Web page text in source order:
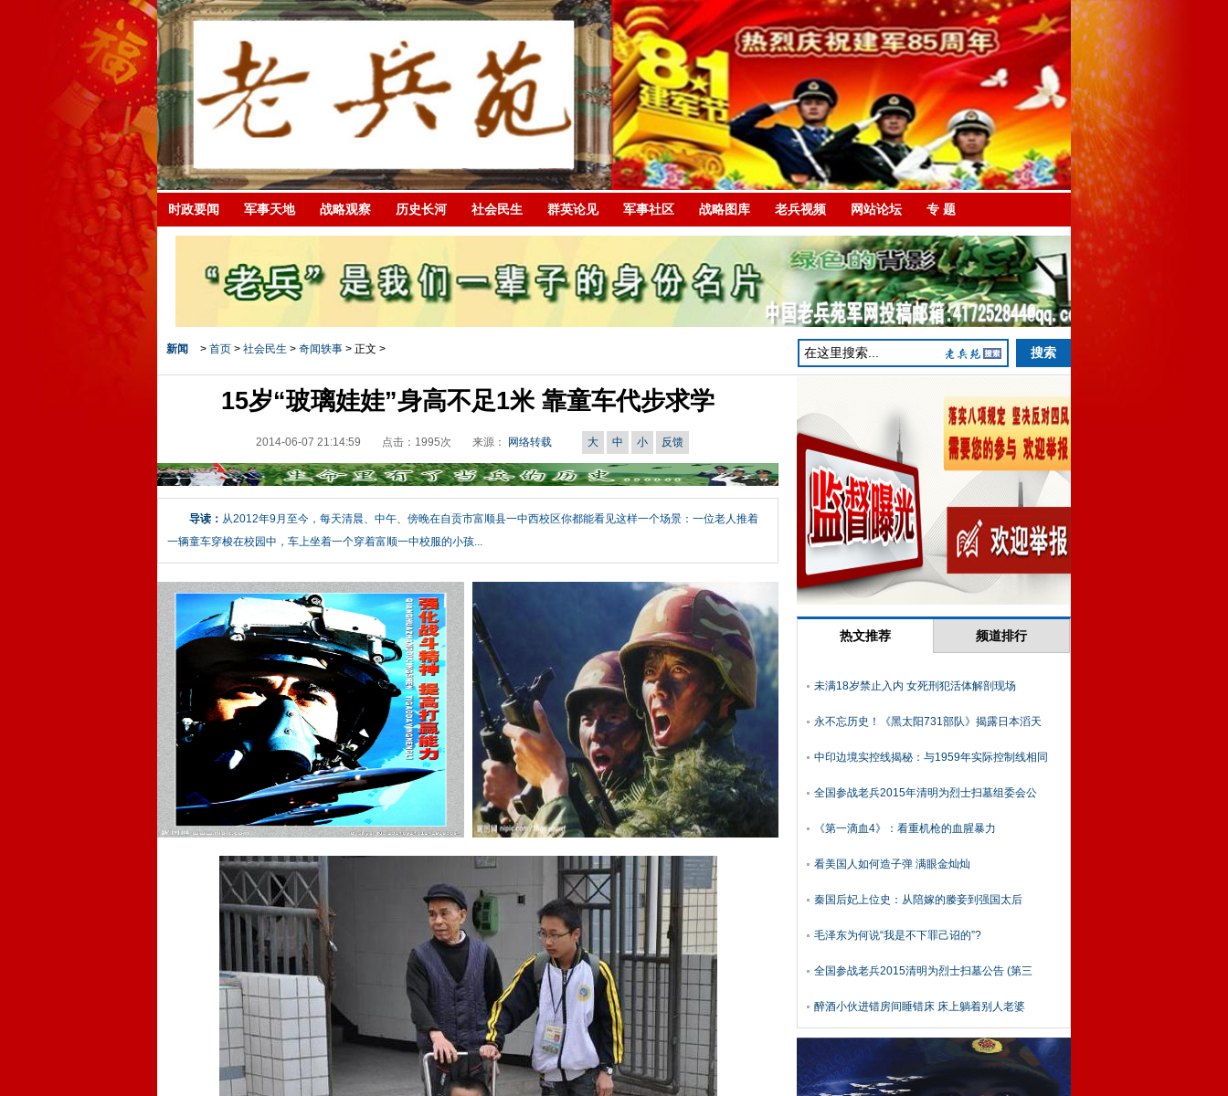
时政要闻 军事天地 战略观察 历史长河 社会民生 群英论见 军事社区 战略图库 老兵视频 网站论坛 专 题
新闻 > 首页 > 社会民生 > 奇闻轶事 > 正文 >
15岁“玻璃娃娃”身高不足1米 靠童车代步求学
2014-06-07 21:14:59 点击： 1995次 来源： 网络转载 大 中 小 反馈
导读： 从2012年9月至今，每天清晨、中午、傍晚在自贡市富顺县一中西校区你都能看见这样一个场景：一位老人推着
一辆童车穿梭在校园中，车上坐着一个穿着富顺一中校服的小孩...
热文推荐 频道排行
未满18岁禁止入内 女死刑犯活体解剖现场
永不忘历史！《黑太阳731部队》揭露日本滔天
中印边境实控线揭秘：与1959年实际控制线相同
全国参战老兵2015年清明为烈士扫墓组委会公
《第一滴血4》：看重机枪的血腥暴力
看美国人如何造子弹 满眼金灿灿
秦国后妃上位史：从陪嫁的媵妾到强国太后
毛泽东为何说“我是不下罪己诏的”?
全国参战老兵2015清明为烈士扫墓公告 (第三
醉酒小伙进错房间睡错床 床上躺着别人老婆